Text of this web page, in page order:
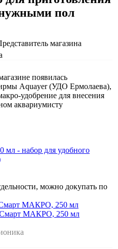
нужными пол
магазина
появилась
Aquayer (УДО Ермолаева),
удобрение для внесения
аквариумисту
- набор для удобного
можно докупать по
Смарт МАКРО, 250 мл
Смарт МАКРО, 250 мл